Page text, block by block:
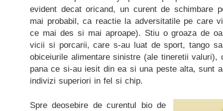
evident decat oricand, un curent de schimbare
mai probabil, ca reactie la adversitatile pe care
ce mai des si mai aproape). Stiu o groaza de
vicii si porcarii, care s-au luat de sport, tango
obiceiurile alimentare sinistre (ale tineretii
pana ce si-au iesit din ea si una peste alta, sunt
indivizi superiori in fel si chip.
Spre deosebire de curentul bio de